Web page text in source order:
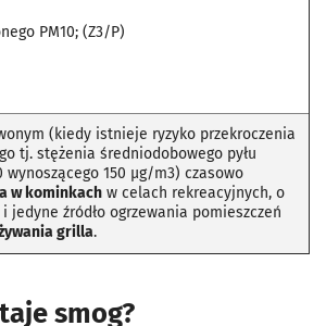
PM10; (Z3/P)
(kiedy istnieje ryzyko przekroczenia
tj. stężenia średniodobowego pyłu
wynoszącego 150 µg/m3) czasowo
w kominkach w celach rekreacyjnych, o
jedyne źródło ogrzewania pomieszczeń
grilla.
smog?